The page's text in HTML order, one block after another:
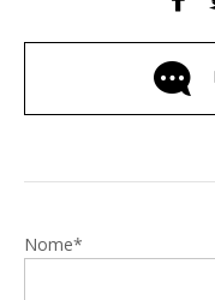
Nome*